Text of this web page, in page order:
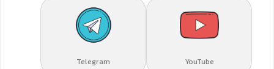
YouTube
Telegram